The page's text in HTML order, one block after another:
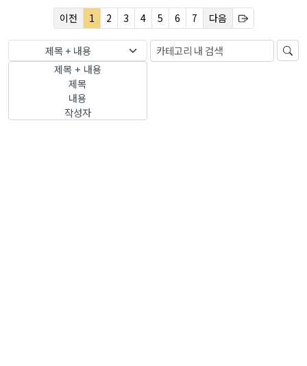
이전 1 2 3 4 5 6 7 다음
제목 + 내용
제목 + 내용
제목
내용
작성자